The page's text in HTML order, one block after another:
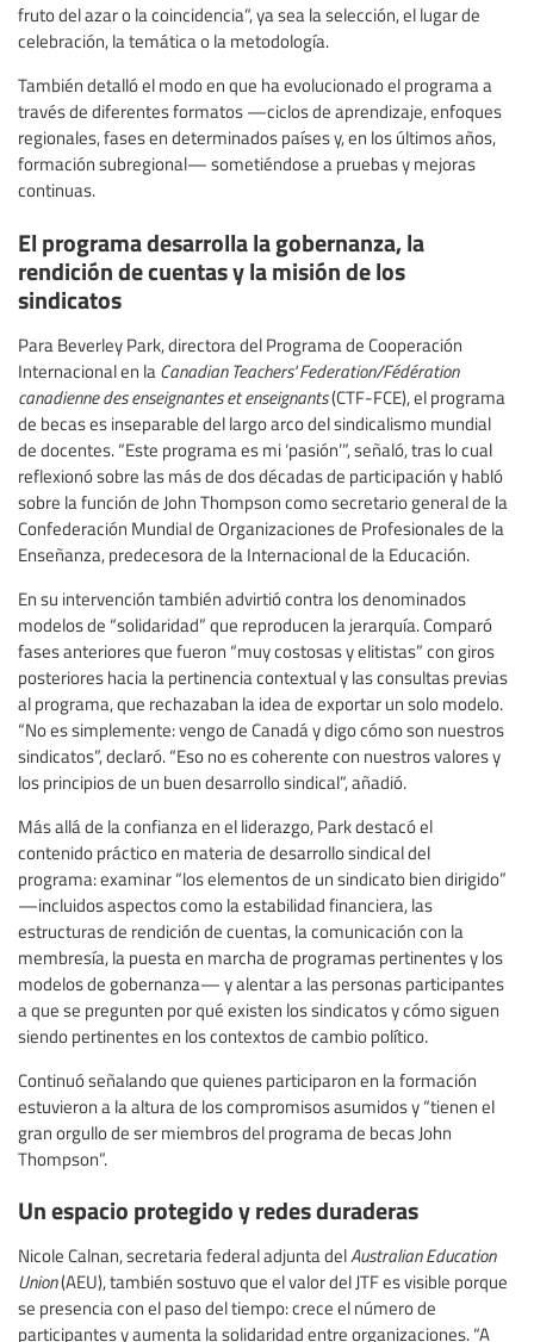
fruto del azar o la coincidencia”, ya sea la selección, el lugar de
celebración, la temática o la metodología.
También detalló el modo en que ha evolucionado el programa a
través de diferentes formatos —ciclos de aprendizaje, enfoques
regionales, fases en determinados países y, en los últimos años,
formación subregional— sometiéndose a pruebas y mejoras
continuas.
El programa desarrolla la gobernanza, la
rendición de cuentas y la misión de los
sindicatos
Para Beverley Park, directora del Programa de Cooperación
Internacional en la Canadian Teachers' Federation/Fédération
canadienne des enseignantes et enseignants(CTF-FCE), el programa
de becas es inseparable del largo arco del sindicalismo mundial
de docentes. “Este programa es mi ‘pasión’”, señaló, tras lo cual
reflexionó sobre las más de dos décadas de participación y habló
sobre la función de John Thompson como secretario general de la
Confederación Mundial de Organizaciones de Profesionales de la
Enseñanza, predecesora de la Internacional de la Educación.
En su intervención también advirtió contra los denominados
modelos de “solidaridad” que reproducen la jerarquía. Comparó
fases anteriores que fueron “muy costosas y elitistas” con giros
posteriores hacia la pertinencia contextual y las consultas previas
al programa, que rechazaban la idea de exportar un solo modelo.
“No es simplemente: vengo de Canadá y digo cómo son nuestros
sindicatos”, declaró. “Eso no es coherente con nuestros valores y
los principios de un buen desarrollo sindical”, añadió.
Más allá de la confianza en el liderazgo, Park destacó el
contenido práctico en materia de desarrollo sindical del
programa: examinar “los elementos de un sindicato bien dirigido”
—incluidos aspectos como la estabilidad financiera, las
estructuras de rendición de cuentas, la comunicación con la
membresía, la puesta en marcha de programas pertinentes y los
modelos de gobernanza— y alentar a las personas participantes
a que se pregunten por qué existen los sindicatos y cómo siguen
siendo pertinentes en los contextos de cambio político.
Continuó señalando que quienes participaron en la formación
estuvieron a la altura de los compromisos asumidos y “tienen el
gran orgullo de ser miembros del programa de becas John
Thompson”.
Un espacio protegido y redes duraderas
Nicole Calnan, secretaria federal adjunta del Australian Education
Union(AEU), también sostuvo que el valor del JTF es visible porque
se presencia con el paso del tiempo: crece el número de
participantes y aumenta la solidaridad entre organizaciones. “A